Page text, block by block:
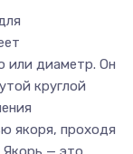
или диаметр. Он
круглой
якоря, проходя